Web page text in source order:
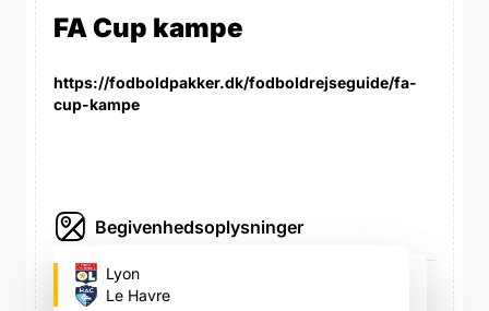
FA Cup kampe
https://fodboldpakker.dk/fodboldrejseguide/fa-
cup-kampe
Begivenhedsoplysninger
Parc Olympique Lyonnais
10 Av. Simone Veil, 69150 Décines-Charpieu, Frankrig,
Lyon
Le Havre